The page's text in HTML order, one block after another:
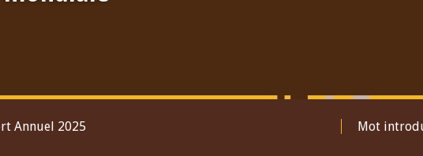
Consulter le Rapport Annuel 2025